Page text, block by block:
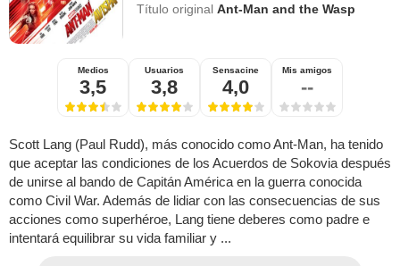
Título originalAnt-Man and the Wasp
Medios
3,5
Usuarios
3,8
Sensacine
4,0
Mis amigos
--
Scott Lang (Paul Rudd), más conocido como Ant-Man, ha tenido
que aceptar las condiciones de los Acuerdos de Sokovia después
de unirse al bando de Capitán América en la guerra conocida
como Civil War. Además de lidiar con las consecuencias de sus
acciones como superhéroe, Lang tiene deberes como padre e
intentará equilibrar su vida familiar y ...